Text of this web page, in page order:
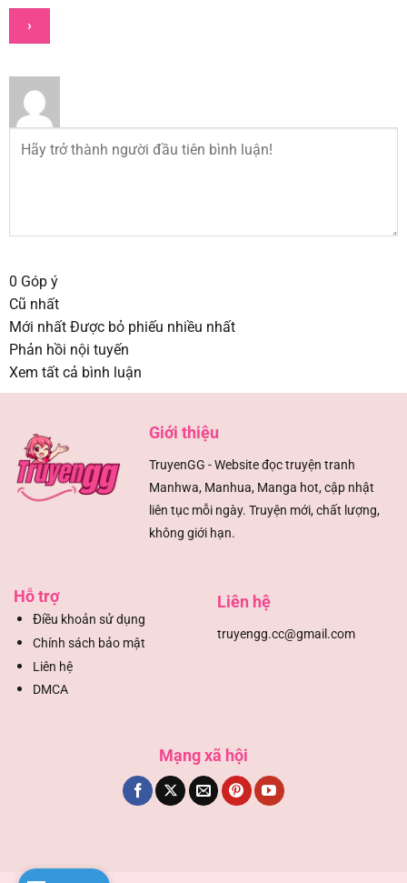
0 Góp ý
Cũ nhất
Mới nhất Được bỏ phiếu nhiều nhất
Phản hồi nội tuyến
Xem tất cả bình luận
Giới thiệu
TruyenGG - Website đọc truyện tranh
Manhwa, Manhua, Manga hot, cập nhật
liên tục mỗi ngày. Truyện mới, chất lượng,
không giới hạn.
Hỗ trợ
Điều khoản sử dụng
Chính sách bảo mật
Liên hệ
DMCA
Liên hệ
truyengg.cc@gmail.com
Mạng xã hội